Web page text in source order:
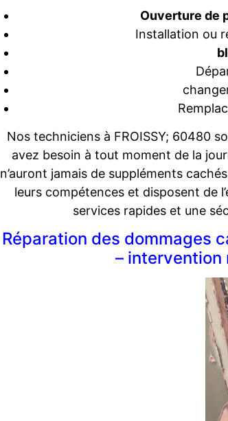
Ouverture de
Installation ou
Nos techniciens à FROISSY; 60480
avez besoin à tout moment de la
n’auront jamais de suppléments
leurs compétences et disposent de
services rapides et une
Réparation des dommages
– intervention